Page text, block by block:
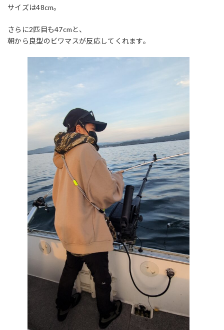
サイズは48cm。
さらに2匹目も47cmと、
朝から良型のビワマスが反応してくれます。